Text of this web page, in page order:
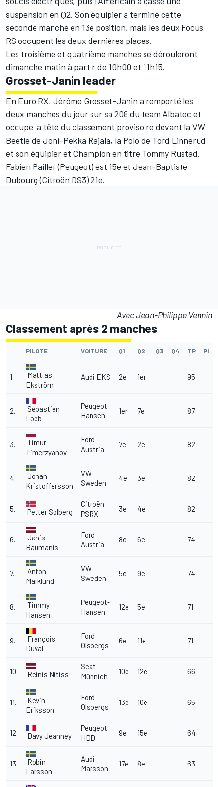
suspension en Q2. Son équipier a terminé cette
seconde manche en 13e position, mais les deux Focus
RS occupent les deux dernières places.
Les troisième et quatrième manches se dérouleront
dimanche matin à partir de 10h00 et 11h15.
Grosset-Janin leader
En Euro RX, Jérôme Grosset-Janin a remporté les
deux manches du jour sur sa 208 du team Albatec et
occupe la tête du classement provisoire devant la VW
Beetle de Joni-Pekka Rajala, la Polo de Tord Linnerud
et son équipier et Champion en titre Tommy Rustad.
Fabien Pailler (Peugeot) est 15e et Jean-Baptiste
Dubourg (Citroën DS3) 21e.
Avec Jean-Philippe Vennin
Classement après 2 manches
PILOTE VOITURE Q1 Q2 Q3 Q4 TP PI
1.
Mattias
Ekström
Audi EKS 2e 1er 95
2.
Sébastien
Loeb
Peugeot
Hansen
1er 7e 87
3.
Timur
Timerzyanov
Ford
Austria
7e 2e 82
4.
Johan
Kristoffersson
VW
Sweden
4e 3e 82
5. Petter Solberg
Citroën
PSRX
3e 4e 82
6.
Janis
Baumanis
Ford
Austria
8e 6e 74
7.
Anton
Marklund
VW
Sweden
5e 9e 74
8.
Timmy
Hansen
Peugeot-
Hansen
12e 5e 71
9.
François
Duval
Ford
Olsbergs
6e 11e 71
10. Reinis Nitiss
Seat
Münnich
10e 12e 66
11.
Kevin
Eriksson
Ford
Olsbergs
13e 10e 65
12. Davy Jeanney
Peugeot
HDD
9e 15e 64
13.
Robin
Larsson
Audi
Marsson
17e 8e 63